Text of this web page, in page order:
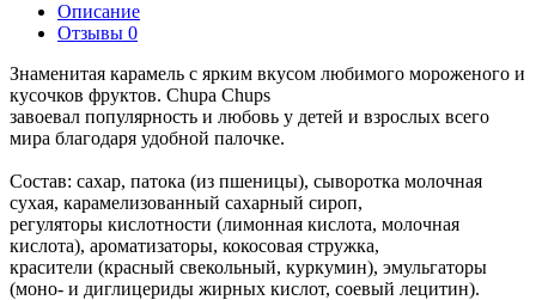
Описание
Отзывы 0
Знаменитая карамель с ярким вкусом любимого мороженого и
кусочков фруктов. Chupa Chups
завоевал популярность и любовь у детей и взрослых всего
мира благодаря удобной палочке.
Состав: сахар, патока (из пшеницы), сыворотка молочная
сухая, карамелизованный сахарный сироп,
регуляторы кислотности (лимонная кислота, молочная
кислота), ароматизаторы, кокосовая стружка,
красители (красный свекольный, куркумин), эмульгаторы
(моно- и диглицериды жирных кислот, соевый лецитин).